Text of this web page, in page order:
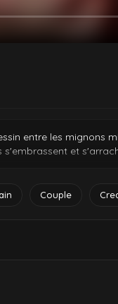
entre les mignons
et
Couple